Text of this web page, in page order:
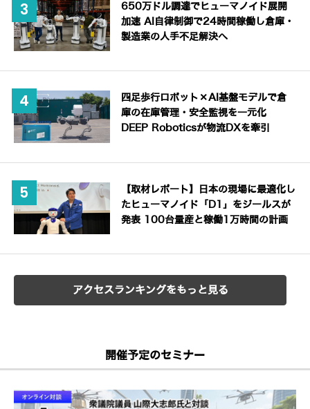
650万ドル調達でヒューマノイド展開
加速 AI自律制御で24時間稼働し倉庫・
製造業の人手不足解決へ
四足歩行ロボット×AI基盤モデルで倉
庫の在庫管理・安全監視を一元化
DEEP Roboticsが物流DXを牽引
【取材レポート】日本の現場に最適化し
たヒューマノイド「D1」をジールスが
発表 100台量産と稼働1万時間の計画
アクセスランキングをもっと見る
開催予定のセミナー